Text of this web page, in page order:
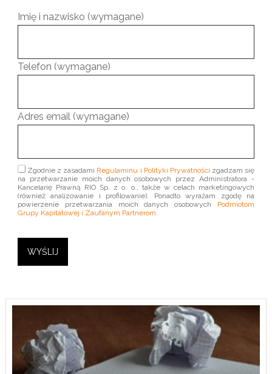
Imię i nazwisko (wymagane)
Telefon (wymagane)
Adres email (wymagane)
Zgodnie z zasadami Regulaminu i Polityki Prywatności zgadzam się
na przetwarzanie moich danych osobowych przez Administratora -
Kancelarię Prawną RIO Sp. z o. o., także w celach marketingowych
(również analizowanie i profilowanie). Ponadto wyrażam zgodę na
powierzenie przetwarzania moich danych osobowych Podmiotom
Grupy Kapitałowej i Zaufanym Partnerom.